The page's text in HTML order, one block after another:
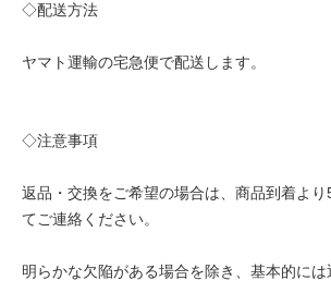
◇配送方法
ヤマト運輸の宅急便で配送します。
◇注意事項
返品・交換をご希望の場合は、商品到着より
てご連絡ください。
明らかな欠陥がある場合を除き、基本的には